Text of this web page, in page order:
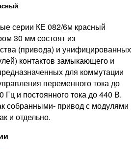
серии КЕ 082/6м красный
30 мм состоят из
(привода) и унифицированных
контактов замыкающего и
для коммутации
переменного тока до
Гц и постоянного тока до 440 В.
собранными- привод с модулями
и отдельно.